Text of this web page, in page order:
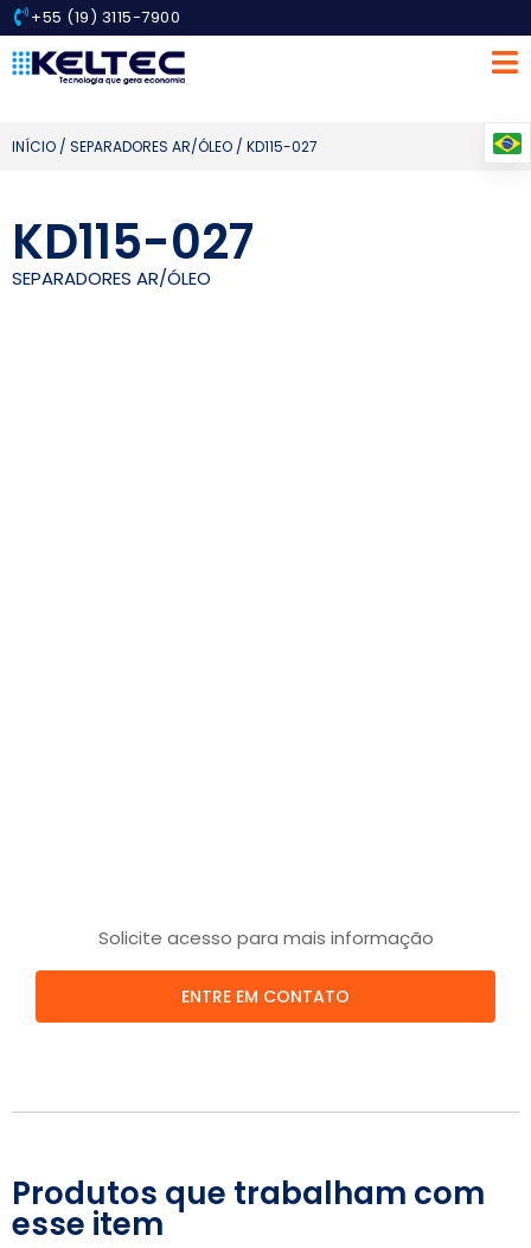
+55 (19) 3115-7900
INÍCIO / SEPARADORES AR/ÓLEO / KD115-027
KD115-027
SEPARADORES AR/ÓLEO
Solicite acesso para mais informação
ENTRE EM CONTATO
Produtos que trabalham com
esse item